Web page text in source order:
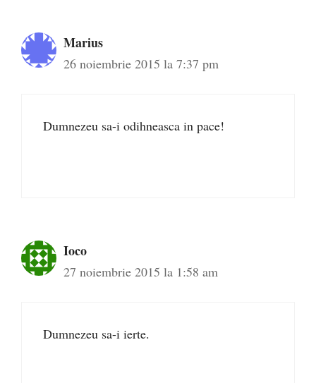
Marius
26 noiembrie 2015 la 7:37 pm
Dumnezeu sa-i odihneasca in pace!
Ioco
27 noiembrie 2015 la 1:58 am
Dumnezeu sa-i ierte.